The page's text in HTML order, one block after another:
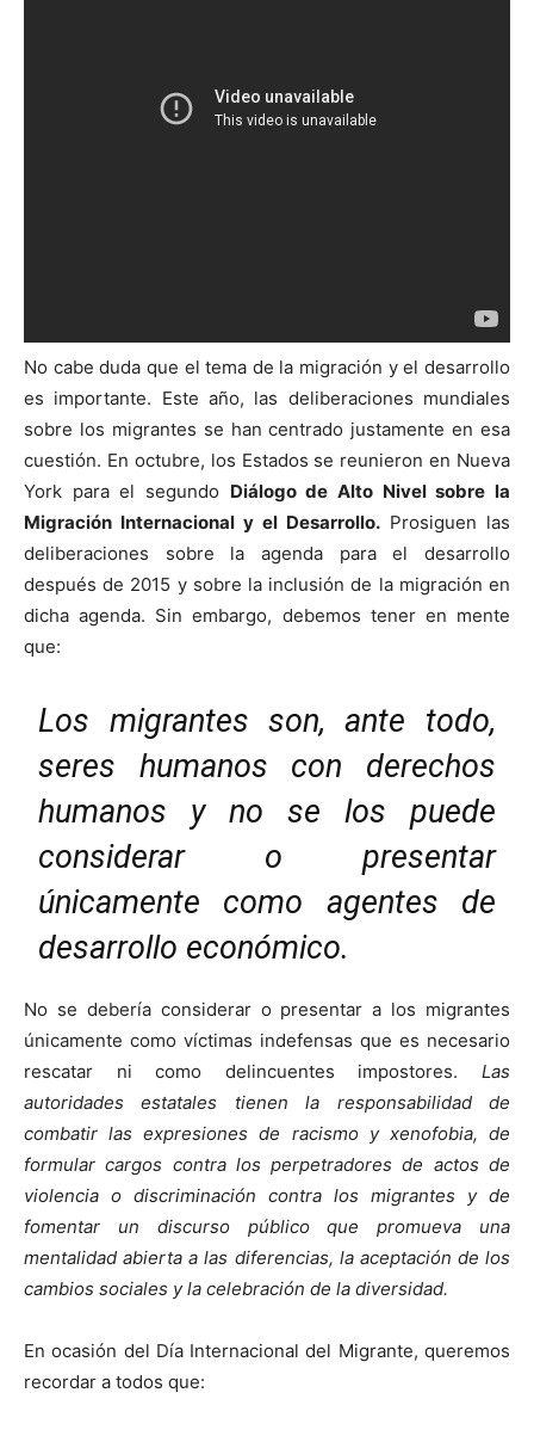
No cabe duda que el tema de la migración y el desarrollo
es importante. Este año, las deliberaciones mundiales
sobre los migrantes se han centrado justamente en esa
cuestión. En octubre, los Estados se reunieron en Nueva
York para el segundo Diálogo de Alto Nivel sobre la
Migración Internacional y el Desarrollo. Prosiguen las
deliberaciones sobre la agenda para el desarrollo
después de 2015 y sobre la inclusión de la migración en
dicha agenda. Sin embargo, debemos tener en mente
que:
Los migrantes son, ante todo,
seres humanos con derechos
humanos y no se los puede
considerar o presentar
únicamente como agentes de
desarrollo económico.
No se debería considerar o presentar a los migrantes
únicamente como víctimas indefensas que es necesario
rescatar ni como delincuentes impostores. Las
autoridades estatales tienen la responsabilidad de
combatir las expresiones de racismo y xenofobia, de
formular cargos contra los perpetradores de actos de
violencia o discriminación contra los migrantes y de
fomentar un discurso público que promueva una
mentalidad abierta a las diferencias, la aceptación de los
cambios sociales y la celebración de la diversidad.
En ocasión del Día Internacional del Migrante, queremos
recordar a todos que: